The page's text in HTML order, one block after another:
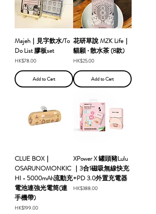
Majeh｜見字飲水/To
Do List 膠板set
Price
HK$78.00
Add to Cart
花研草說 MZK Life｜
貓願 ‧ 散水茶 (8款)
Price
HK$25.00
Add to Cart
CLUE BOX｜
OSARUNOMONKIC
HI - 5000mAh流動充
電池連強光電筒(連
手機帶)
Price
HK$199.00
XPower X 罐頭豬Lulu
｜3合1磁吸無線快充
+PD 3.0外置充電器
Price
HK$388.00